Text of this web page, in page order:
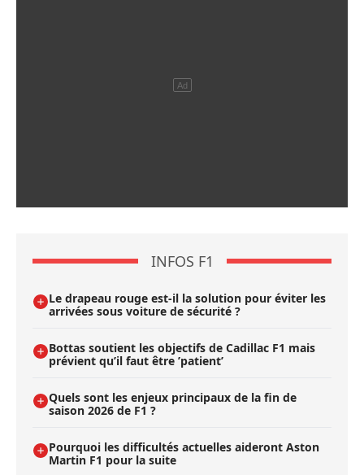
INFOS F1
Le drapeau rouge est-il la solution pour éviter les
arrivées sous voiture de sécurité ?
Bottas soutient les objectifs de Cadillac F1 mais
prévient qu’il faut être ’patient’
Quels sont les enjeux principaux de la fin de
saison 2026 de F1 ?
Pourquoi les difficultés actuelles aideront Aston
Martin F1 pour la suite